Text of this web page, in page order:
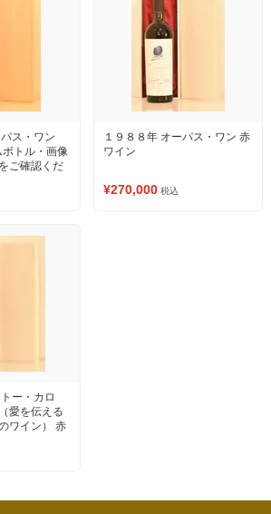
ス・ワン
ボトル・画像
ご確認くだ
１９８８年 オーパス・ワン 赤
ワイン
¥270,000 税込
ー・カロ
愛を伝える
ワイン） 赤